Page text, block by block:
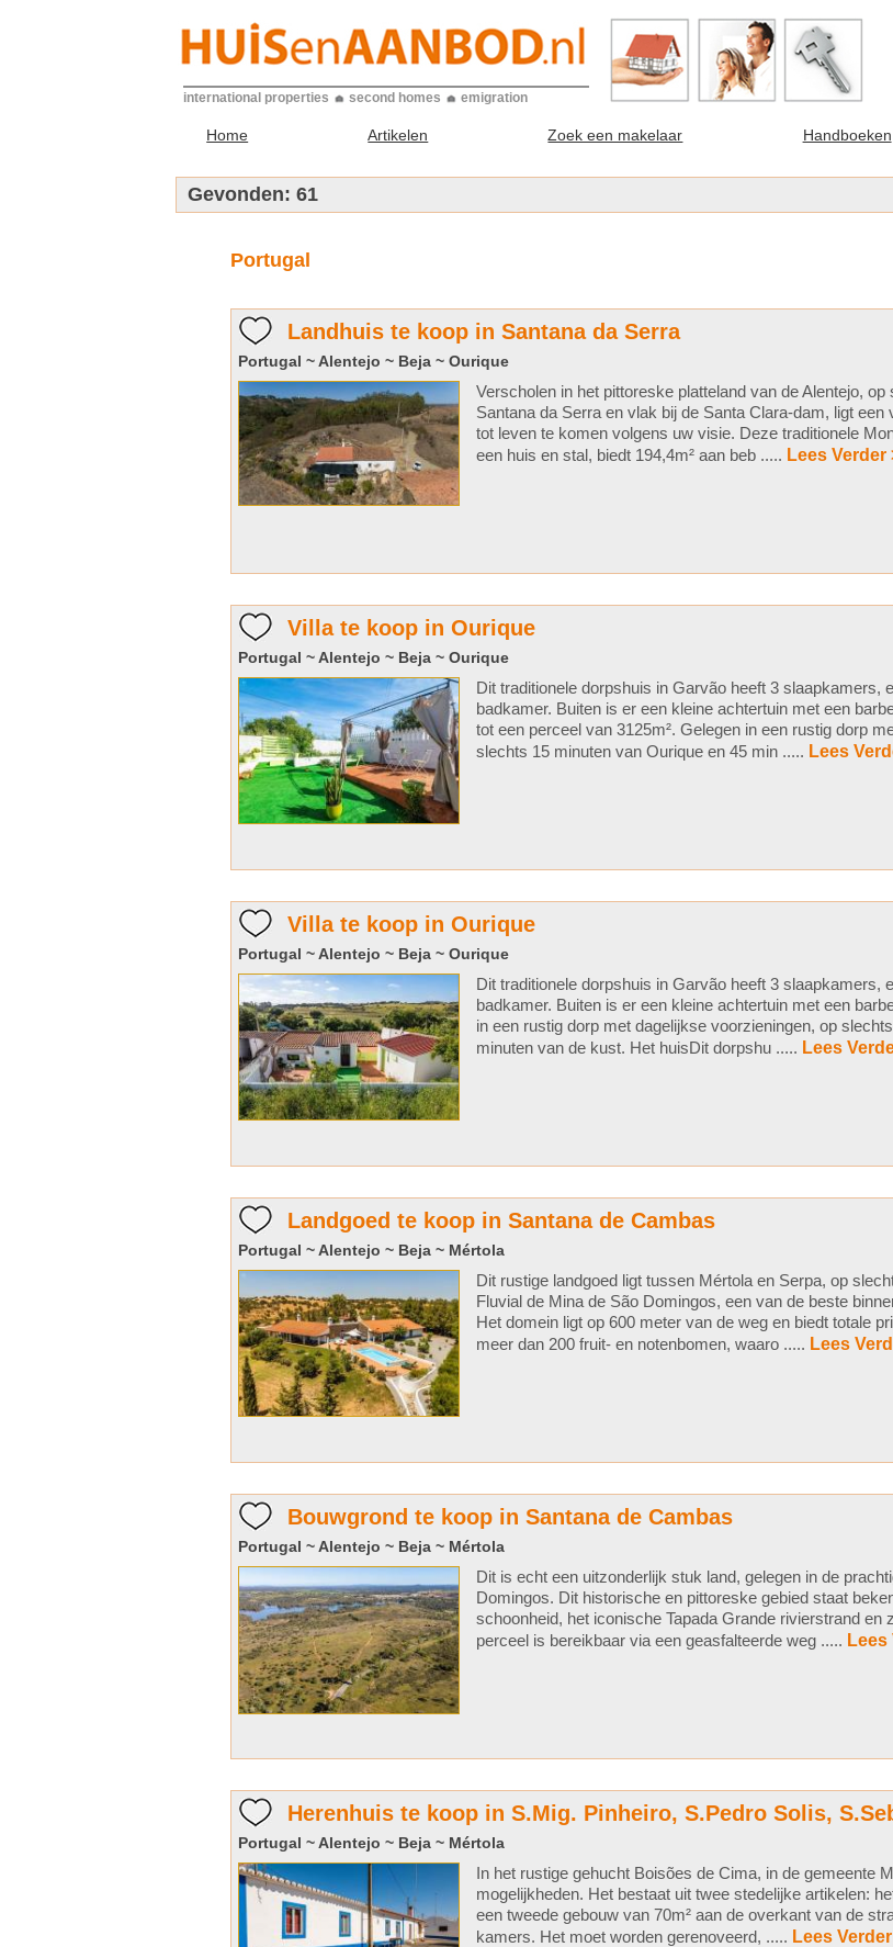
international properties second homes emigration
Home Artikelen Zoek een makelaar Handboeken
Gevonden: 61
Portugal
Landhuis te koop in Santana da Serra
Portugal ~ Alentejo ~ Beja ~ Ourique
Verscholen in het pittoreske platteland van de Alentejo,
Santana da Serra en vlak bij de Santa Clara-dam, ligt
tot leven te komen volgens uw visie. Deze traditionele
een huis en stal, biedt 194,4m² aan beb ..... Lees Verder
Villa te koop in Ourique
Portugal ~ Alentejo ~ Beja ~ Ourique
Dit traditionele dorpshuis in Garvão heeft 3 slaapkamers,
badkamer. Buiten is er een kleine achtertuin met een
tot een perceel van 3125m². Gelegen in een rustig dorp
slechts 15 minuten van Ourique en 45 min ..... Lees
Villa te koop in Ourique
Portugal ~ Alentejo ~ Beja ~ Ourique
Dit traditionele dorpshuis in Garvão heeft 3 slaapkamers,
badkamer. Buiten is er een kleine achtertuin met een
in een rustig dorp met dagelijkse voorzieningen, op
minuten van de kust. Het huisDit dorpshu ..... Lees
Landgoed te koop in Santana de Cambas
Portugal ~ Alentejo ~ Beja ~ Mértola
Dit rustige landgoed ligt tussen Mértola en Serpa, op
Fluvial de Mina de São Domingos, een van de beste
Het domein ligt op 600 meter van de weg en biedt totale
meer dan 200 fruit- en notenbomen, waaro ..... Lees
Bouwgrond te koop in Santana de Cambas
Portugal ~ Alentejo ~ Beja ~ Mértola
Dit is echt een uitzonderlijk stuk land, gelegen in de
Domingos. Dit historische en pittoreske gebied staat
schoonheid, het iconische Tapada Grande rivierstrand en
perceel is bereikbaar via een geasfalteerde weg ..... Lees
Herenhuis te koop in S.Mig. Pinheiro, S.Pedro Solis,
Portugal ~ Alentejo ~ Beja ~ Mértola
In het rustige gehucht Boisões de Cima, in de gemeente
mogelijkheden. Het bestaat uit twee stedelijke artikelen:
een tweede gebouw van 70m² aan de overkant van de
kamers. Het moet worden gerenoveerd, ..... Lees